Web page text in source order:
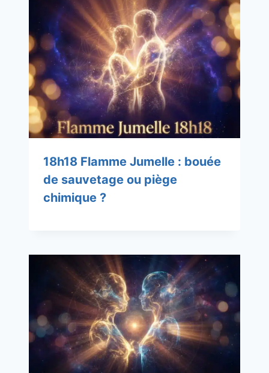
18h18 Flamme Jumelle : bouée
de sauvetage ou piège
chimique ?